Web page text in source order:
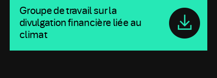
Groupe de travail sur la
divulgation financière liée au
climat